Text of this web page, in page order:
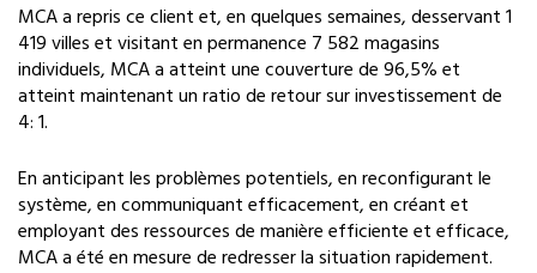
MCA a repris ce client et, en quelques semaines, desservant 1
419 villes et visitant en permanence 7 582 magasins
individuels, MCA a atteint une couverture de 96,5% et
atteint maintenant un ratio de retour sur investissement de
4: 1.
En anticipant les problèmes potentiels, en reconfigurant le
système, en communiquant efficacement, en créant et
employant des ressources de manière efficiente et efficace,
MCA a été en mesure de redresser la situation rapidement.